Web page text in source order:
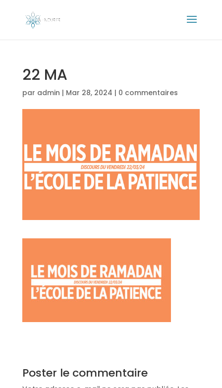
22 MA
par admin | Mar 28, 2024 | 0 commentaires
Poster le commentaire